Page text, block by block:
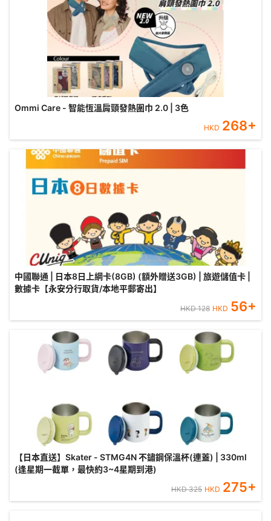
Ommi Care - 智能恆溫肩頸發熱圍巾 2.0 | 3色
HKD 268+
中國聯通 | 日本8日上網卡(8GB) (額外贈送3GB) | 旅遊儲值卡 |
數據卡【永安分行取貨/本地平郵寄出】
HKD128 HKD 56+
【日本直送】Skater - STMG4N 不鏽鋼保溫杯(連蓋) | 330ml
(逢星期一截單，最快約3~4星期到港)
HKD325 HKD 275+